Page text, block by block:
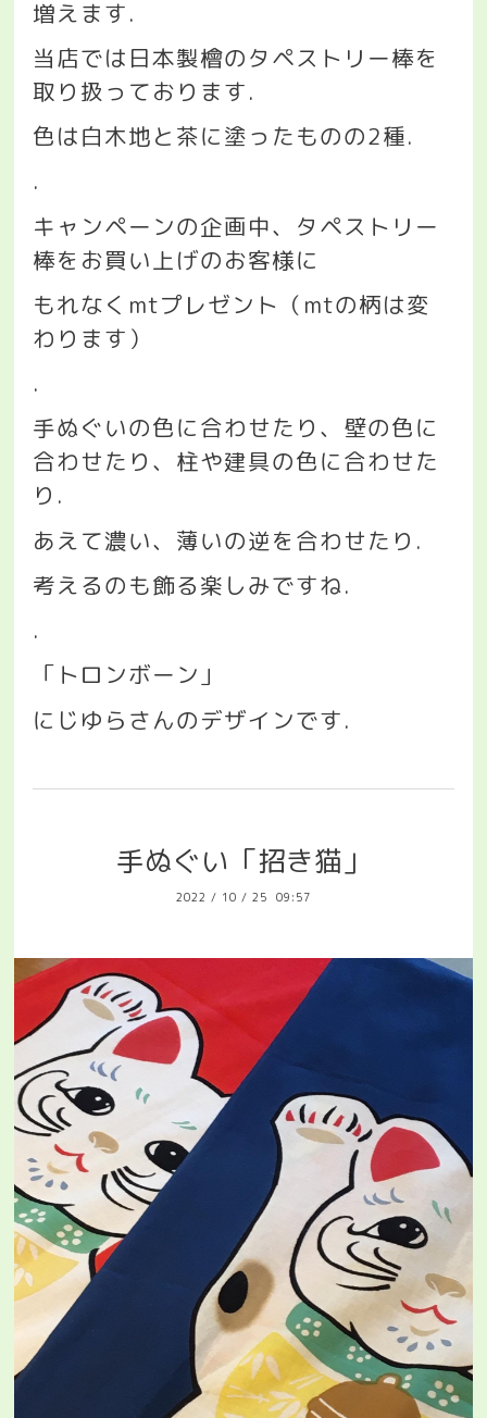
増えます.
当店では日本製檜のタペストリー棒を
取り扱っております.
色は白木地と茶に塗ったものの2種.
.
キャンペーンの企画中、タペストリー
棒をお買い上げのお客様に
もれなく mtプレゼント（ mtの柄は変
わります）
.
手ぬぐいの色に合わせたり、壁の色に
合わせたり、柱や建具の色に合わせた
り .
あえて濃い、薄いの逆を合わせたり .
考えるのも飾る楽しみですね.
.
「トロンボーン」
にじゆらさんのデザインです.
手ぬぐい「招き猫」
2022 / 10 / 25 09:57